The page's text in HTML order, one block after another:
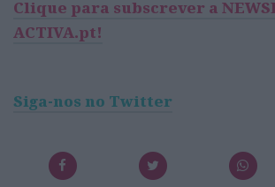
Clique para subscrever a
ACTIVA.pt!
Siga-nos no Twitter